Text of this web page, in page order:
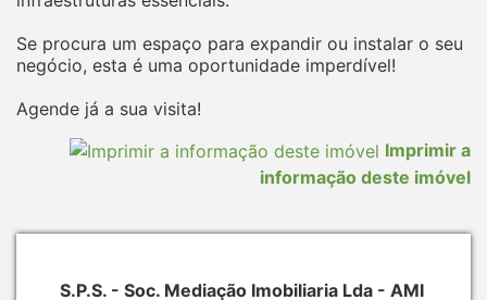
Se procura um espaço para expandir ou instalar o seu
negócio, esta é uma oportunidade imperdível!
Agende já a sua visita!
Imprimir a
informação deste imóvel
S.P.S. - Soc. Mediação Imobiliaria Lda - AMI